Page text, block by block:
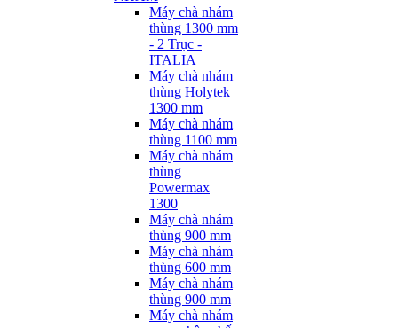
Máy chà nhám
thùng 1300 mm
- 2 Trục -
ITALIA
Máy chà nhám
thùng Holytek
1300 mm
Máy chà nhám
thùng 1100 mm
Máy chà nhám
thùng
Powermax
1300
Máy chà nhám
thùng 900 mm
Máy chà nhám
thùng 600 mm
Máy chà nhám
thùng 900 mm
Máy chà nhám